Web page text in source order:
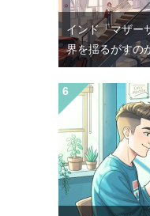
インド「マザー
界を揺るがすの